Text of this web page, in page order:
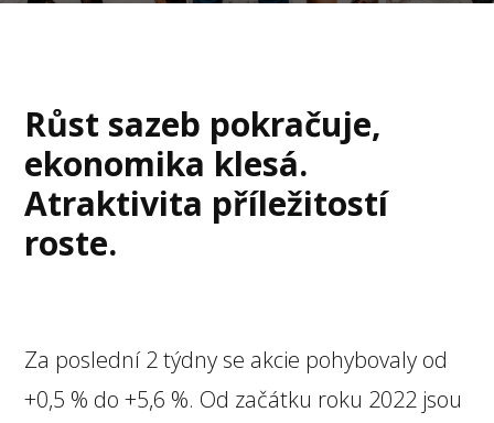
Růst sazeb pokračuje,
ekonomika klesá.
Atraktivita příležitostí
roste.
Za poslední 2 týdny se akcie pohybovaly od
+0,5 % do +5,6 %. Od začátku roku 2022 jsou